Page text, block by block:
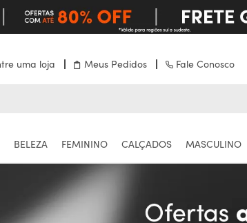
uma loja Meus Pedidos Fale Conosco
FEMININO MASCULINO
CALÇADOS
BELEZA